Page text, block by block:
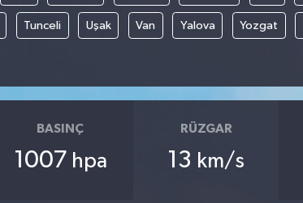
Tunceli Uşak Van Yalova Yozgat
BASINÇ
1007 hpa
RÜZGAR
13 km/s